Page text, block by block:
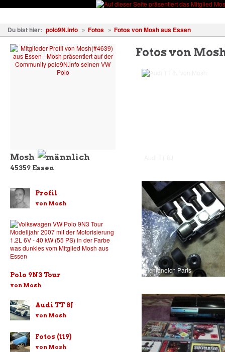
Du bist hier: polo9N.info » Fotos » Fotos von Mosh aus Essen
Mosh
45359 Essen
Profil
von Mosh
Polo 9N3 Tour
von Mosh
Audi TT 8J
von Mosh
Fotos (119)
von Mosh
Fotos von
Fichtenelch Parts